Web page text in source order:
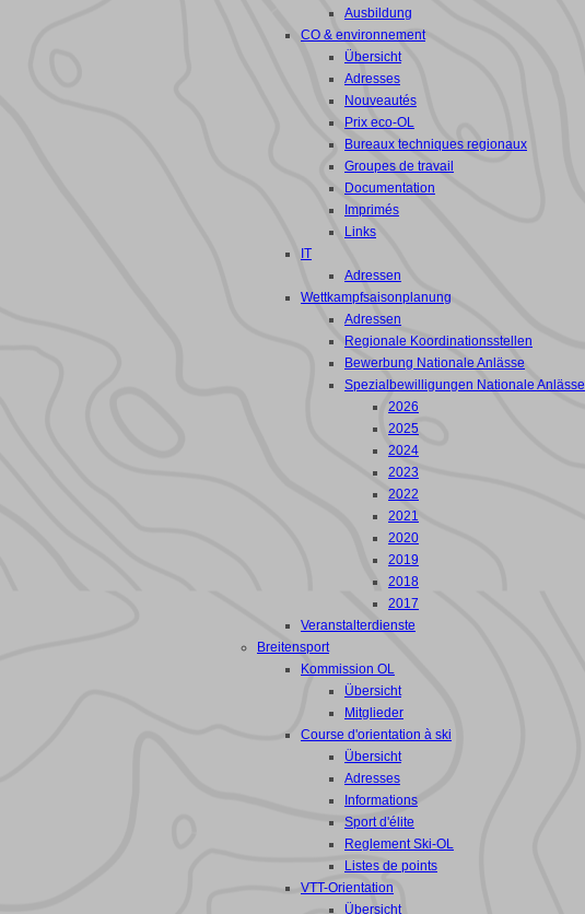
Ausbildung
CO & environnement
Übersicht
Adresses
Nouveautés
Prix eco-OL
Bureaux techniques regionaux
Groupes de travail
Documentation
Imprimés
Links
IT
Adressen
Wettkampfsaisonplanung
Adressen
Regionale Koordinationsstellen
Bewerbung Nationale Anlässe
Spezialbewilligungen Nationale Anlässe
2026
2025
2024
2023
2022
2021
2020
2019
2018
2017
Veranstalterdienste
Breitensport
Kommission OL
Übersicht
Mitglieder
Course d'orientation à ski
Übersicht
Adresses
Informations
Sport d'élite
Reglement Ski-OL
Listes de points
VTT-Orientation
Übersicht